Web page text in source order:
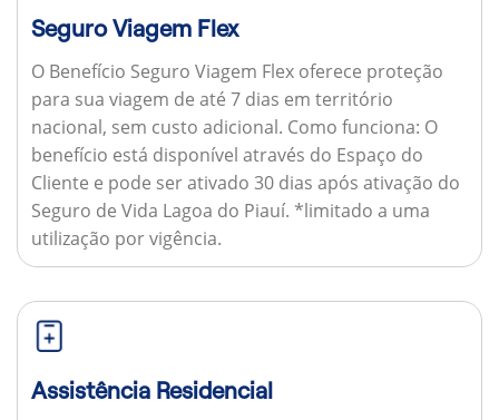
Seguro Viagem Flex
O Benefício Seguro Viagem Flex oferece proteção
para sua viagem de até 7 dias em território
nacional, sem custo adicional. Como funciona: O
benefício está disponível através do Espaço do
Cliente e pode ser ativado 30 dias após ativação do
Seguro de Vida Lagoa do Piauí. *limitado a uma
utilização por vigência.
Assistência Residencial